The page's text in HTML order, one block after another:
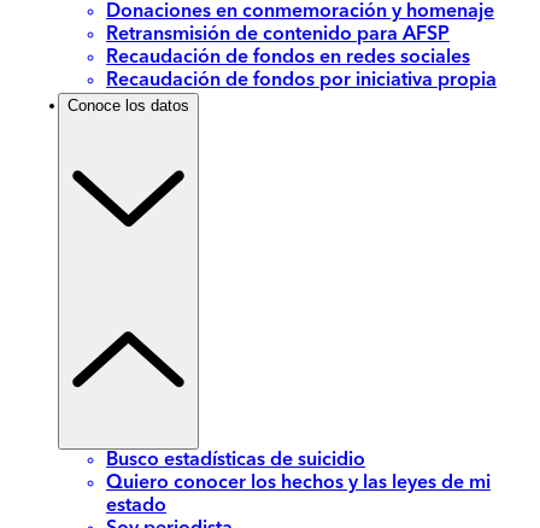
Donaciones en conmemoración y homenaje
Retransmisión de contenido para AFSP
Recaudación de fondos en redes sociales
Recaudación de fondos por iniciativa propia
Conoce los datos
Busco estadísticas de suicidio
Quiero conocer los hechos y las leyes de mi
estado